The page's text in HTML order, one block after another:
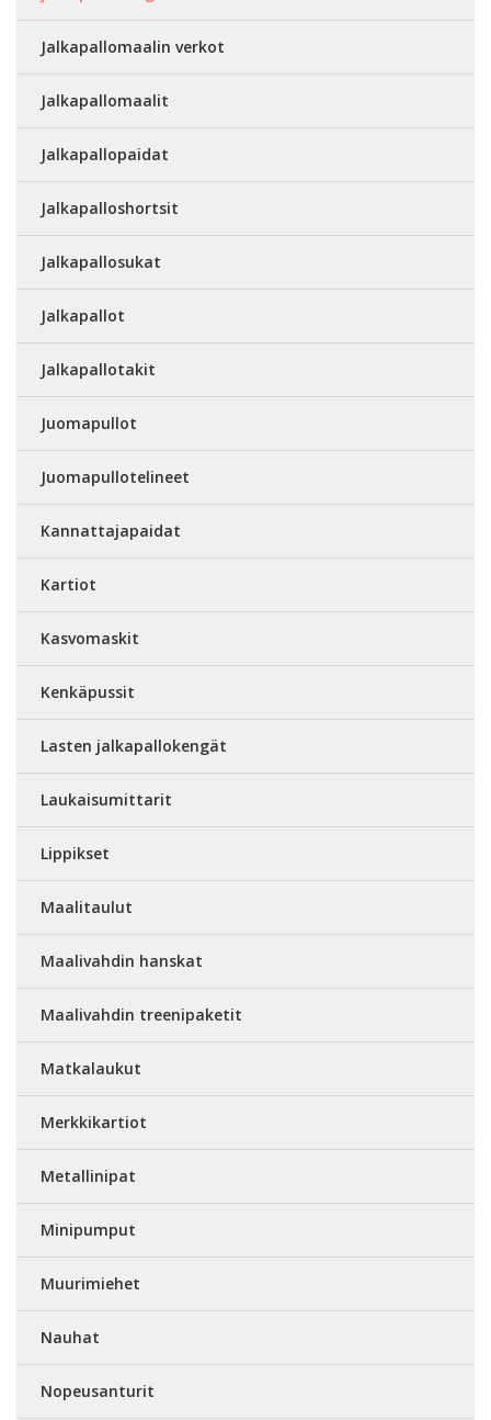
Jalkapallomaalin verkot
Jalkapallomaalit
Jalkapallopaidat
Jalkapalloshortsit
Jalkapallosukat
Jalkapallot
Jalkapallotakit
Juomapullot
Juomapullotelineet
Kannattajapaidat
Kartiot
Kasvomaskit
Kenkäpussit
Lasten jalkapallokengät
Laukaisumittarit
Lippikset
Maalitaulut
Maalivahdin hanskat
Maalivahdin treenipaketit
Matkalaukut
Merkkikartiot
Metallinipat
Minipumput
Muurimiehet
Nauhat
Nopeusanturit